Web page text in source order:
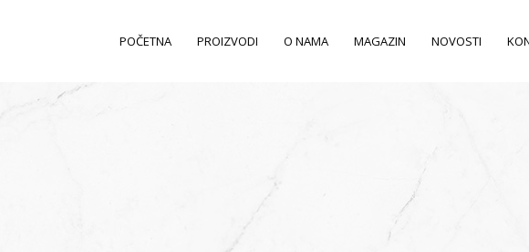
POČETNA PROIZVODI O NAMA MAGAZIN NOVOSTI